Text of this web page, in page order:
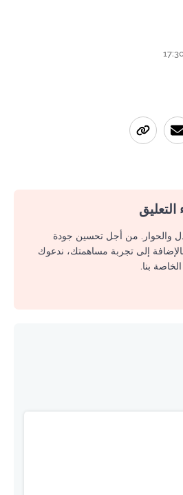
والحوار. من أجل تحسين جودة
بالإضافة إلى تجربة مساهمتك، ندعوك
بنا.